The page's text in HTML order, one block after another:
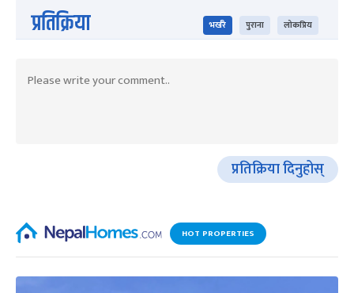
प्रतिक्रिया भर्खरै पुराना लोकप्रिय
प्रतिक्रिया दिनुहोस्
HOT PROPERTIES